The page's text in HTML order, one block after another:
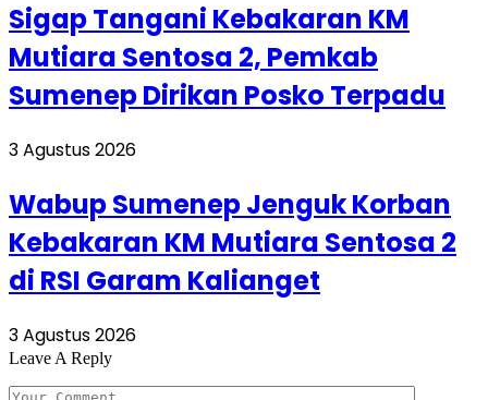
Sigap Tangani Kebakaran KM
Mutiara Sentosa 2, Pemkab
Sumenep Dirikan Posko Terpadu
3 Agustus 2026
Wabup Sumenep Jenguk Korban
Kebakaran KM Mutiara Sentosa 2
di RSI Garam Kalianget
3 Agustus 2026
Leave A Reply